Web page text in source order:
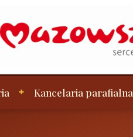
Kancelaria parafialna